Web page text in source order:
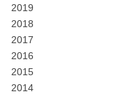
2019
2018
2017
2016
2015
2014